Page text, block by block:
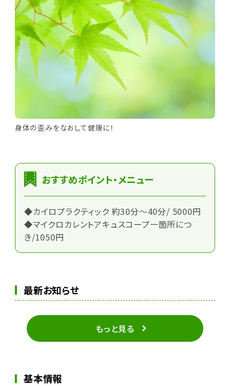
身体の歪みをなおして健康に！
おすすめポイント・メニュー
◆カイロプラクティック 約30分～40分/ 5000円
◆マイクロカレント​アキュスコープ一箇所につ
き/1050円
最新お知らせ
もっと見る
基本情報